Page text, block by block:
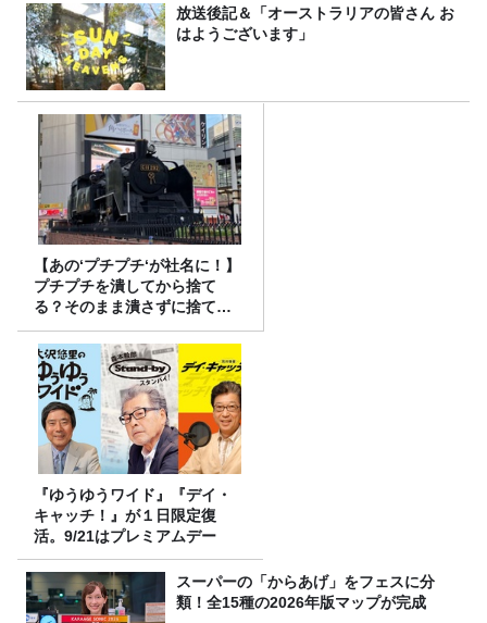
放送後記＆「オーストラリアの皆さん お
はようございます」
【あの‘プチプチ‘が社名に！】
プチプチを潰してから捨て
る？そのまま潰さずに捨て
る？
『ゆうゆうワイド』『デイ・
キャッチ！』が１日限定復
活。9/21はプレミアムデー
スーパーの「からあげ」をフェスに分
類！全15種の2026年版マップが完成